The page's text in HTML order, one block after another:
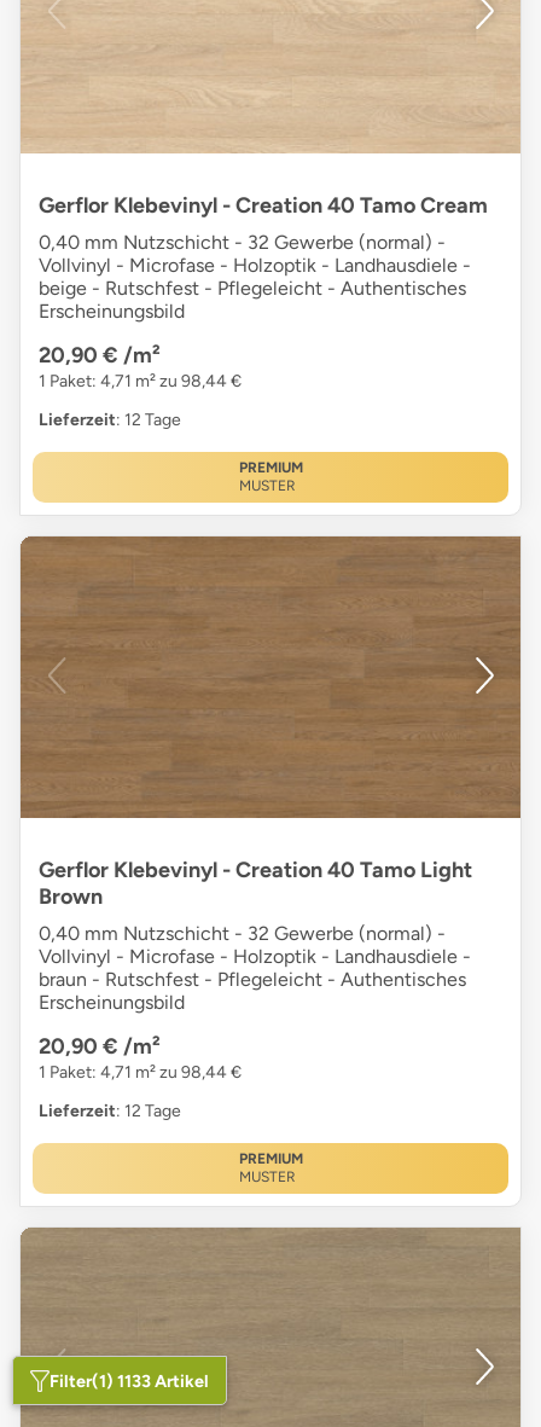
Gerflor Klebevinyl - Creation 40 Tamo Cream
0,40 mm Nutzschicht - 32 Gewerbe (normal) -
Vollvinyl - Microfase - Holzoptik - Landhausdiele -
beige - Rutschfest - Pflegeleicht - Authentisches
Erscheinungsbild
20,90 € /m²
1 Paket: 4,71 m² zu 98,44 €
Lieferzeit: 12 Tage
PREMIUM
MUSTER
Gerflor Klebevinyl - Creation 40 Tamo Light
Brown
0,40 mm Nutzschicht - 32 Gewerbe (normal) -
Vollvinyl - Microfase - Holzoptik - Landhausdiele -
braun - Rutschfest - Pflegeleicht - Authentisches
Erscheinungsbild
20,90 € /m²
1 Paket: 4,71 m² zu 98,44 €
Lieferzeit: 12 Tage
PREMIUM
MUSTER
Filter(1) 1133 Artikel